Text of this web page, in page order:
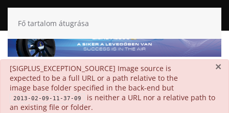
Fő tartalom átugrása
×
danger
[SIGPLUS_EXCEPTION_SOURCE] Image source is
expected to be a full URL or a path relative to the
image base folder specified in the back-end but
2013-02-09-11-37-09
is neither a URL nor a relative path to
an existing file or folder.